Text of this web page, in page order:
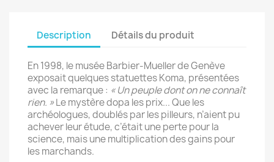
Description Détails du produit
En 1998, le musée Barbier-Mueller de Genève
exposait quelques statuettes Koma, présentées
avec la remarque : « Un peuple dont on ne connaît
rien. »Le mystère dopa les prix... Que les
archéologues, doublés par les pilleurs, n’aient pu
achever leur étude, c’était une perte pour la
science, mais une multiplication des gains pour
les marchands.